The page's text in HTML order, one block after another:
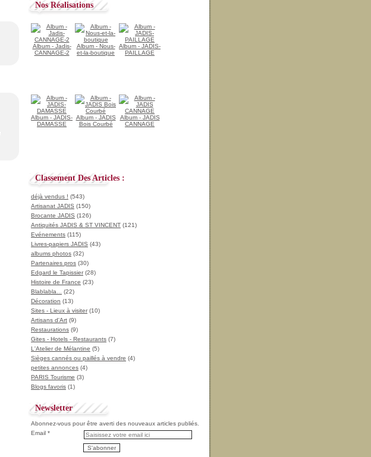
Nos Réalisations
Album - Jadis-
CANNAGE-2
Album - Nous-
et-la-boutique
Album - JADIS-
PAILLAGE
Album - JADIS-
DAMASSE
Album - JADIS
Bois Courbé
Album - JADIS
CANNAGE
Classement Des Articles :
déjà vendus ! (543)
Artisanat JADIS (150)
Brocante JADIS (126)
Antiquités JADIS & ST VINCENT (121)
Evénements (115)
Livres-papiers JADIS (43)
albums photos (32)
Partenaires pros (30)
Edgard le Tapissier(28)
Histoire de France (23)
Blablabla...
(22)
Décoration (13)
Sites - Lieux à visiter(10)
Artisans d'Art (9)
Restaurations (9)
Gites - Hotels - Restaurants (7)
L'Atelier de Mélantine (5)
Sièges cannés ou paillés à vendre (4)
petites annonces (4)
PARIS Tourisme (3)
Blogs favoris (1)
Newsletter
Abonnez-vous pour être averti des nouveaux articles publiés.
Email